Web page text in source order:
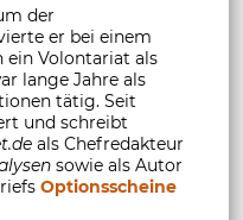
der
er bei einem
ein Volontariat als
lange Jahre als
tätig. Seit
und schreibt
als Chefredakteur
sowie als Autor
Optionsscheine